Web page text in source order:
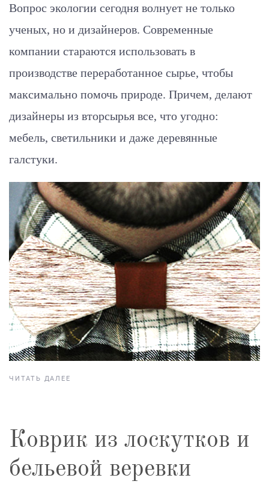
Вопрос экологии сегодня волнует не только
ученых, но и дизайнеров. Современные
компании стараются использовать в
производстве переработанное сырье, чтобы
максимально помочь природе. Причем, делают
дизайнеры из вторсырья все, что угодно:
мебель, светильники и даже деревянные
галстуки.
ЧИТАТЬ ДАЛЕЕ
Коврик из лоскутков и
бельевой веревки